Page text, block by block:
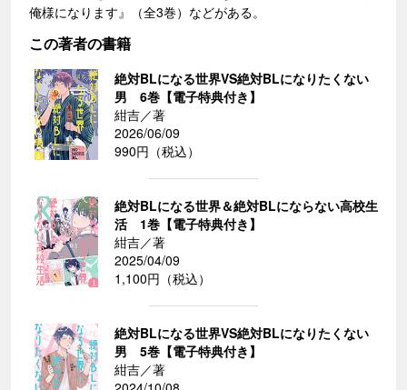
俺様になります』（全3巻）などがある。
この著者の書籍
絶対BLになる世界VS絶対BLになりたくない
男 6巻【電子特典付き】
紺吉／著
2026/06/09
990円（税込）
絶対BLになる世界＆絶対BLにならない高校生
活 1巻【電子特典付き】
紺吉／著
2025/04/09
1,100円（税込）
絶対BLになる世界VS絶対BLになりたくない
男 5巻【電子特典付き】
紺吉／著